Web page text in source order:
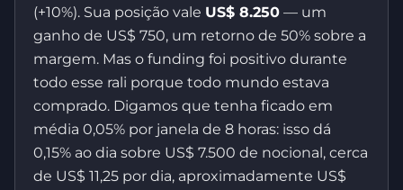
(+10%). Sua posição vale US$ 8.250 — um
ganho de US$ 750, um retorno de 50% sobre a
margem. Mas o funding foi positivo durante
todo esse rali porque todo mundo estava
comprado. Digamos que tenha ficado em
média 0,05% por janela de 8 horas: isso dá
0,15% ao dia sobre US$ 7.500 de nocional, cerca
de US$ 11,25 por dia, aproximadamente US$